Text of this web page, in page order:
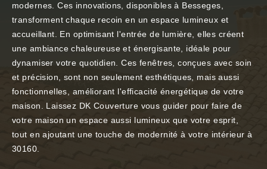
modernes. Ces innovations, disponibles à Besseges,
transforment chaque recoin en un espace lumineux et
accueillant. En optimisant l'entrée de lumière, elles créent
une ambiance chaleureuse et énergisante, idéale pour
dynamiser votre quotidien. Ces fenêtres, conçues avec soin
et précision, sont non seulement esthétiques, mais aussi
fonctionnelles, améliorant l'efficacité énergétique de votre
maison. Laissez DK Couverture vous guider pour faire de
votre maison un espace aussi lumineux que votre esprit,
tout en ajoutant une touche de modernité à votre intérieur à
30160.